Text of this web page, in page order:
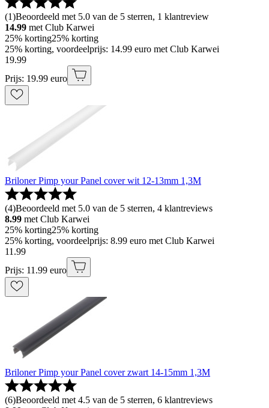
(1)Beoordeeld met 5.0 van de 5 sterren, 1 klantreview
14.99 met Club Karwei
25% korting25% korting
25% korting, voordeelprijs: 14.99 euro met Club Karwei
19.99
Prijs: 19.99 euro
Briloner Pimp your Panel cover wit 12-13mm 1,3M
(4)Beoordeeld met 5.0 van de 5 sterren, 4 klantreviews
8.99 met Club Karwei
25% korting25% korting
25% korting, voordeelprijs: 8.99 euro met Club Karwei
11 .99
Prijs: 11.99 euro
Briloner Pimp your Panel cover zwart 14-15mm 1,3M
(6)Beoordeeld met 4.5 van de 5 sterren, 6 klantreviews